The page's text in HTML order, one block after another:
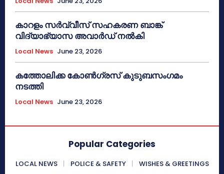
കാറളം സർവ്വീസ് സഹകരണ ബാങ്ക്
വിദ്യാഭ്യാസ അവാർഡ് നൽകി
Local News June 23, 2026
കത്തോലിക്ക കോൺഗ്രസ് കുടുബസംഗമം
നടത്തി
Local News June 23, 2026
Popular Categories
LOCAL NEWS POLICE & SAFETY
WISHES & GREETINGS